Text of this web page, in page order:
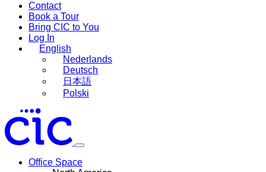
Contact
Book a Tour
Bring CIC to You
Log In
English
Nederlands
Deutsch
日本語
Polski
Office Space